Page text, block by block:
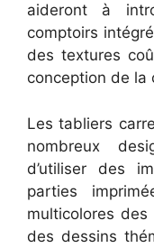
aideront à
comptoirs
des textures
conception de la
Les tabliers
nombreux
d’utiliser des
parties
multicolores
des dessins